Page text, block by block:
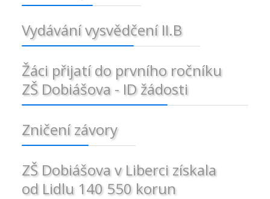
Vydávání vysvědčení II.B
Žáci přijatí do prvního ročníku
ZŠ Dobiášova - ID žádosti
Zničení závory
ZŠ Dobiášova v Liberci získala
od Lidlu 140 550 korun